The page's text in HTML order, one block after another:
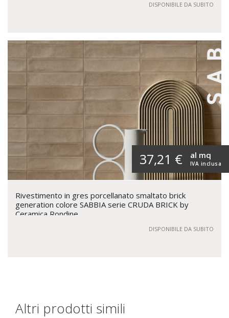
DISPONIBILE DA SUBITO
37,21 € IVA inclusa
al mq
Rivestimento in gres porcellanato smaltato brick
generation colore SABBIA serie CRUDA BRICK by
Ceramica Rondine
DISPONIBILE DA SUBITO
Altri prodotti simili